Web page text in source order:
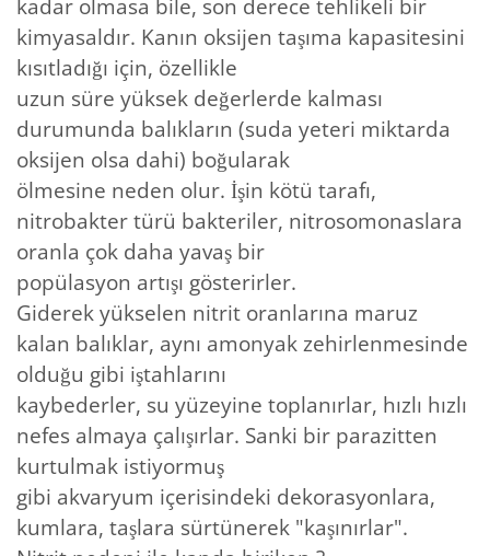
kadar olmasa bile, son derece tehlikeli bir
kimyasaldır. Kanın oksijen taşıma kapasitesini
kısıtladığı için, özellikle
uzun süre yüksek değerlerde kalması
durumunda balıkların (suda yeteri miktarda
oksijen olsa dahi) boğularak
ölmesine neden olur. İşin kötü tarafı,
nitrobakter türü bakteriler, nitrosomonaslara
oranla çok daha yavaş bir
popülasyon artışı gösterirler.
Giderek yükselen nitrit oranlarına maruz
kalan balıklar, aynı amonyak zehirlenmesinde
olduğu gibi iştahlarını
kaybederler, su yüzeyine toplanırlar, hızlı hızlı
nefes almaya çalışırlar. Sanki bir parazitten
kurtulmak istiyormuş
gibi akvaryum içerisindeki dekorasyonlara,
kumlara, taşlara sürtünerek "kaşınırlar".